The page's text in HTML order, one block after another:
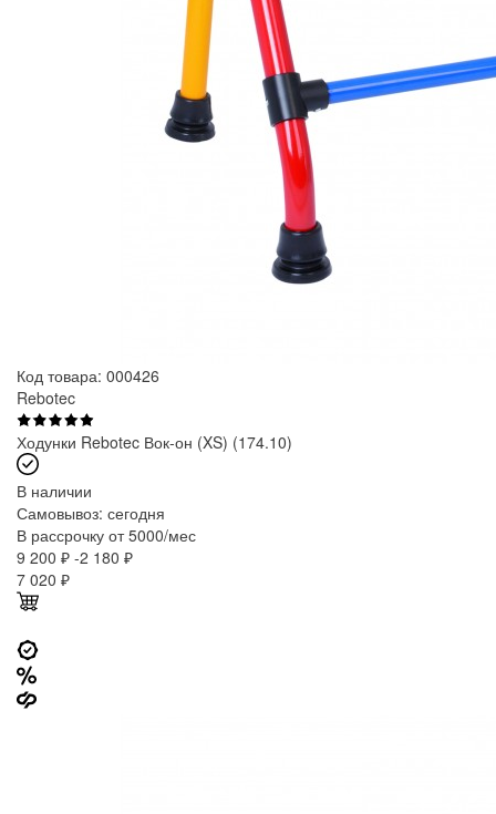
Код товара: 000426
Rebotec
Ходунки Rebotec Вок-он (XS) (174.10)
В наличии
Самовывоз: сегодня
В рассрочку от 5000/мес
9 200 ₽ -2 180 ₽
7 020 ₽